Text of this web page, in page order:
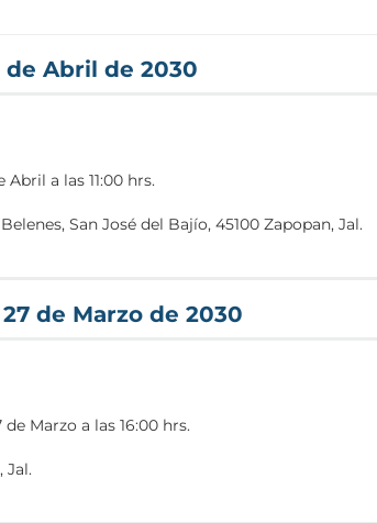
de Abril de 2030
Abril a las 11:00 hrs.
San José del Bajío, 45100 Zapopan, Jal.
de Marzo de 2030
Marzo a las 16:00 hrs.
103.3523099,17z/
Jal.